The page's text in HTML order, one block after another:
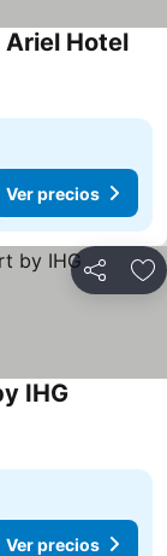
Ariel HotelVer
Ver precios
Compartir
precios
IHG
Ver precios